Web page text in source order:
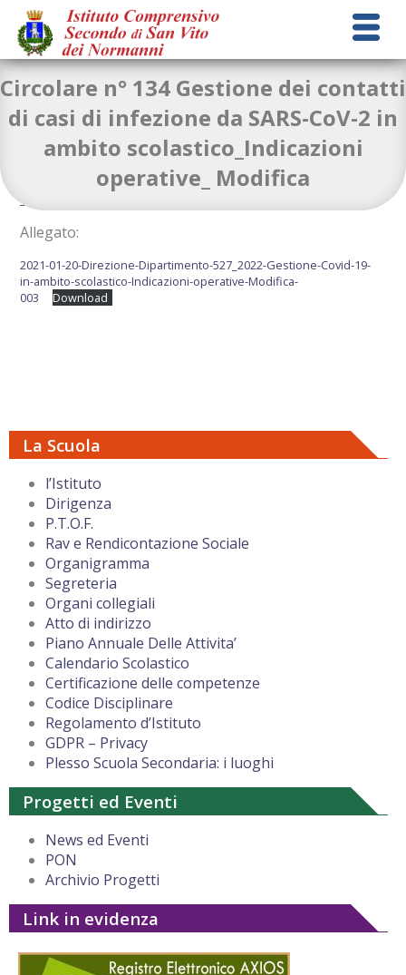
La Scuola
l’Istituto
Dirigenza
P.T.O.F.
Rav e Rendicontazione Sociale
Organigramma
Segreteria
Organi collegiali
Atto di indirizzo
Piano Annuale Delle Attivita’
Calendario Scolastico
Certificazione delle competenze
Codice Disciplinare
Regolamento d’Istituto
GDPR – Privacy
Plesso Scuola Secondaria: i luoghi
Progetti ed Eventi
News ed Eventi
PON
Archivio Progetti
Link in evidenza
Circolare n° 134 Gestione dei contatti
di casi di infezione da SARS-CoV-2 in
ambito scolastico_Indicazioni
operative_ Modifica
Circolare-n-134-Gestione-dei-contatti-di-casi-di-infezione-da-
SARS-CoV-2-in-ambito-scolastico-_-Indicazioni-operative-–
_Modifica.
Allegato:
2021-01-20-Direzione-Dipartimento-527_2022-Gestione-Covid-19-
in-ambito-scolastico-Indicazioni-operative-Modifica-
003
Download